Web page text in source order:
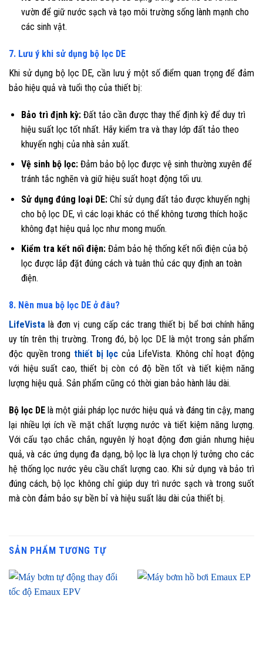
vườn để giữ nước sạch và tạo môi trường sống lành mạnh cho
các sinh vật.
7. Lưu ý khi sử dụng bộ lọc DE
Khi sử dụng bộ lọc DE, cần lưu ý một số điểm quan trọng để đảm
bảo hiệu quả và tuổi thọ của thiết bị:
Bảo trì định kỳ:Đất tảo cần được thay thế định kỳ để duy trì
hiệu suất lọc tốt nhất. Hãy kiểm tra và thay lớp đất tảo theo
khuyến nghị của nhà sản xuất.
Vệ sinh bộ lọc:Đảm bảo bộ lọc được vệ sinh thường xuyên để
tránh tắc nghẽn và giữ hiệu suất hoạt động tối ưu.
Sử dụng đúng loại DE:Chỉ sử dụng đất tảo được khuyến nghị
cho bộ lọc DE, vì các loại khác có thể không tương thích hoặc
không đạt hiệu quả lọc như mong muốn.
Kiểm tra kết nối điện:Đảm bảo hệ thống kết nối điện của bộ
lọc được lắp đặt đúng cách và tuân thủ các quy định an toàn
điện.
8. Nên mua bộ lọc DE ở đâu?
LifeVista là đơn vị cung cấp các trang thiết bị bể bơi chính hãng
uy tín trên thị trường. Trong đó, bộ lọc DE là một trong sản phẩm
độc quyền trong thiết bị lọc của LifeVista. Không chỉ hoạt động
với hiệu suất cao, thiết bị còn có độ bền tốt và tiết kiệm năng
lượng hiệu quả. Sản phẩm cũng có thời gian bảo hành lâu dài.
Bộ lọc DE là một giải pháp lọc nước hiệu quả và đáng tin cậy, mang
lại nhiều lợi ích về mặt chất lượng nước và tiết kiệm năng lượng.
Với cấu tạo chắc chắn, nguyên lý hoạt động đơn giản nhưng hiệu
quả, và các ứng dụng đa dạng, bộ lọc là lựa chọn lý tưởng cho các
hệ thống lọc nước yêu cầu chất lượng cao. Khi sử dụng và bảo trì
đúng cách, bộ lọc không chỉ giúp duy trì nước sạch và trong suốt
mà còn đảm bảo sự bền bỉ và hiệu suất lâu dài của thiết bị.
SẢN PHẨM TƯƠNG TỰ